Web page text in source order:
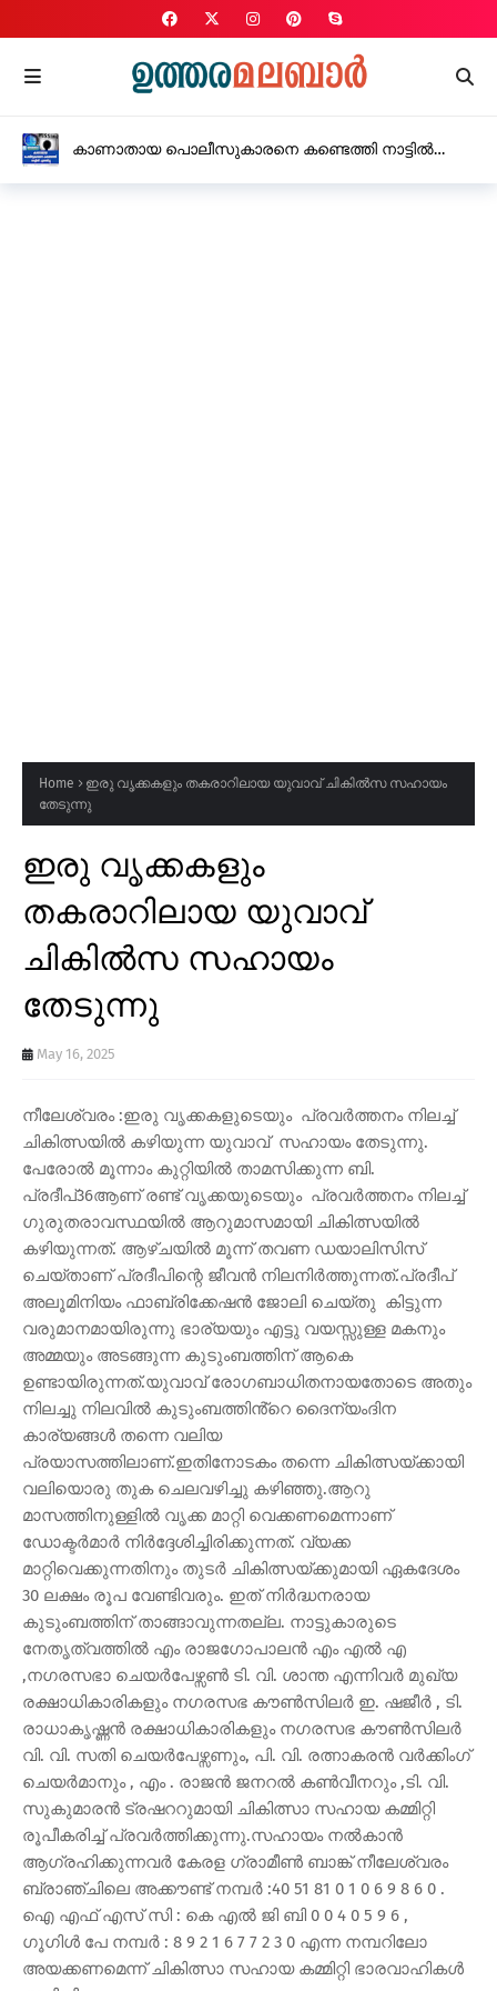
കാണാതായ പൊലീസുകാരനെ കണ്ടെത്തി നാട്ടിൽ
Home
ഇരു വൃക്കകളും തകരാറിലായ യുവാവ് ചികിൽസ സഹായം
തേടുന്നു
ഇരു വൃക്കകളും
തകരാറിലായ യുവാവ്
ചികിൽസ സഹായം
തേടുന്നു
May 16, 2025
നീലേശ്വരം :ഇരു വൃക്കകളുടെയും പ്രവർത്തനം നിലച്ച്
ചികിത്സയിൽ കഴിയുന്ന യുവാവ് സഹായം തേടുന്നു.
പേരോൽ മൂന്നാം കുറ്റിയിൽ താമസിക്കുന്ന ബി.
പ്രദീപ്36ആണ് രണ്ട് വൃക്കയുടെയും പ്രവർത്തനം നിലച്ച്
ഗുരുതരാവസ്ഥയിൽ ആറുമാസമായി ചികിത്സയിൽ
കഴിയുന്നത്. ആഴ്ചയിൽ മൂന്ന് തവണ ഡയാലിസിസ്
ചെയ്താണ് പ്രദീപിന്റെ ജീവൻ നിലനിർത്തുന്നത്.പ്രദീപ്
അലൂമിനിയം ഫാബ്രിക്കേഷൻ ജോലി ചെയ്തു കിട്ടുന്ന
വരുമാനമായിരുന്നു ഭാര്യയും എട്ടു വയസ്സുള്ള മകനും
അമ്മയും അടങ്ങുന്ന കുടുംബത്തിന് ആകെ
ഉണ്ടായിരുന്നത്.യുവാവ് രോഗബാധിതനായതോടെ അതും
നിലച്ചു നിലവിൽ കുടുംബത്തിൻ്റെ ദൈന്യംദിന
കാര്യങ്ങൾ തന്നെ വലിയ
പ്രയാസത്തിലാണ്.ഇതിനോടകം തന്നെ ചികിത്സയ്ക്കായി
വലിയൊരു തുക ചെലവഴിച്ചു കഴിഞ്ഞു.ആറു
മാസത്തിനുള്ളിൽ വൃക്ക മാറ്റി വെക്കണമെന്നാണ്
ഡോക്ടർമാർ നിർദ്ദേശിച്ചിരിക്കുന്നത്. വ്യക്ക
മാറ്റിവെക്കുന്നതിനും തുടർ ചികിത്സയ്ക്കുമായി ഏകദേശം
30 ലക്ഷം രൂപ വേണ്ടിവരും. ഇത് നിർദ്ധനരായ
കുടുംബത്തിന് താങ്ങാവുന്നതല്ല. നാട്ടുകാരുടെ
നേതൃത്വത്തിൽ എം രാജഗോപാലൻ എം എൽ എ
,നഗരസഭാ ചെയർപേഴ്സൺ ടി. വി. ശാന്ത എന്നിവർ മുഖ്യ
രക്ഷാധികാരികളും നഗരസഭ കൗൺസിലർ ഇ. ഷജീർ , ടി.
രാധാകൃഷ്ണൻ രക്ഷാധികാരികളും നഗരസഭ കൗൺസിലർ
വി. വി. സതി ചെയർപേഴ്സണും, പി. വി. രത്നാകരൻ വർക്കിംഗ്
ചെയർമാനും , എം . രാജൻ ജനറൽ കൺവീനറും ,ടി. വി.
സുകുമാരൻ ട്രഷററുമായി ചികിത്സാ സഹായ കമ്മിറ്റി
രൂപീകരിച്ച് പ്രവർത്തിക്കുന്നു.സഹായം നൽകാൻ
ആഗ്രഹിക്കുന്നവർ കേരള ഗ്രാമീൺ ബാങ്ക് നീലേശ്വരം
ബ്രാഞ്ചിലെ അക്കൗണ്ട് നമ്പർ :40 51 81 0 1 0 6 9 8 6 0 .
ഐ എഫ് എസ് സി : കെ എൽ ജി ബി 0 0 4 0 5 9 6 ,
ഗൂഗിൾ പേ നമ്പർ : 8 9 2 1 6 7 7 2 3 0 എന്ന നമ്പറിലോ
അയക്കണമെന്ന് ചികിത്സാ സഹായ കമ്മിറ്റി ഭാരവാഹികൾ